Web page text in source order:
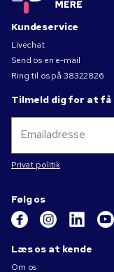
Kundeservice
Livechat
Send os en e-mail
Ring til os på 38322826
Tilmeld dig for at
Privat politik
Følg os
Læs os at kende
Om os